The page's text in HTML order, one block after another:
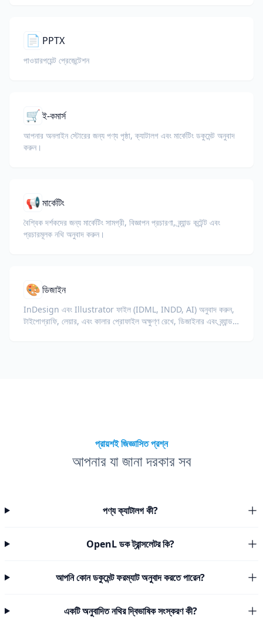
📄 PPTX
পাওয়ারপয়েন্ট প্রেজেন্টেশন
🛒ই-কমার্স
আপনার অনলাইন স্টোরের জন্য পণ্য পৃষ্ঠা, ক্যাটালগ এবং মার্কেটিং ডকুমেন্ট অনুবাদ
করুন।
📢মার্কেটিং
বৈশ্বিক দর্শকদের জন্য মার্কেটিং সামগ্রী, বিজ্ঞাপন প্রচারণা, ব্র্যান্ড কন্টেন্ট এবং
প্রচারমূলক নথি অনুবাদ করুন।
🎨ডিজাইন
InDesign এবং Illustrator ফাইল (IDML, INDD, AI) অনুবাদ করুন,
টাইপোগ্রাফি, লেয়ার, এবং কালার প্রোফাইল অক্ষুণ্ণ রেখে, ডিজাইনার এবং ব্র্যান্ড
প্রায়শই জিজ্ঞাসিত প্রশ্ন
আপনার যা জানা দরকার সব
পণ্য ক্যাটালগ কী?
OpenL ডক ট্রান্সলেটর কি?
আপনি কোন ডকুমেন্ট ফরম্যাট অনুবাদ করতে পারেন?
একটি অনুবাদিত নথির দ্বিভাষিক সংস্করণ কী?